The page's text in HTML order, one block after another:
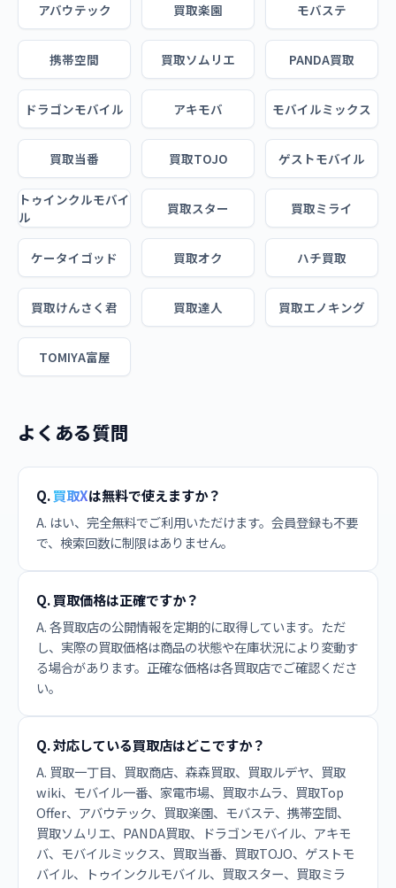
アバウテック 買取楽園 モバステ
携帯空間 買取ソムリエ PANDA買取
ドラゴンモバイル アキモバ モバイルミックス
買取当番 買取TOJO ゲストモバイル
トゥインクルモバイ
ル
買取スター 買取ミライ
ケータイゴッド 買取オク ハチ買取
買取けんさく君 買取達人 買取エノキング
TOMIYA富屋
よくある質問
Q.買取Xは無料で使えますか？
A. はい、完全無料でご利用いただけます。会員登録も不要
で、検索回数に制限はありません。
Q. 買取価格は正確ですか？
A. 各買取店の公開情報を定期的に取得しています。ただ
し、実際の買取価格は商品の状態や在庫状況により変動す
る場合があります。正確な価格は各買取店でご確認くださ
い。
Q. 対応している買取店はどこですか？
A. 買取一丁目、買取商店、森森買取、買取ルデヤ、買取
wiki、モバイル一番、家電市場、買取ホムラ、買取Top
Offer、アバウテック、買取楽園、モバステ、携帯空間、
買取ソムリエ、PANDA買取、ドラゴンモバイル、アキモ
バ、モバイルミックス、買取当番、買取TOJO、ゲストモ
バイル、トゥインクルモバイル、買取スター、買取ミラ